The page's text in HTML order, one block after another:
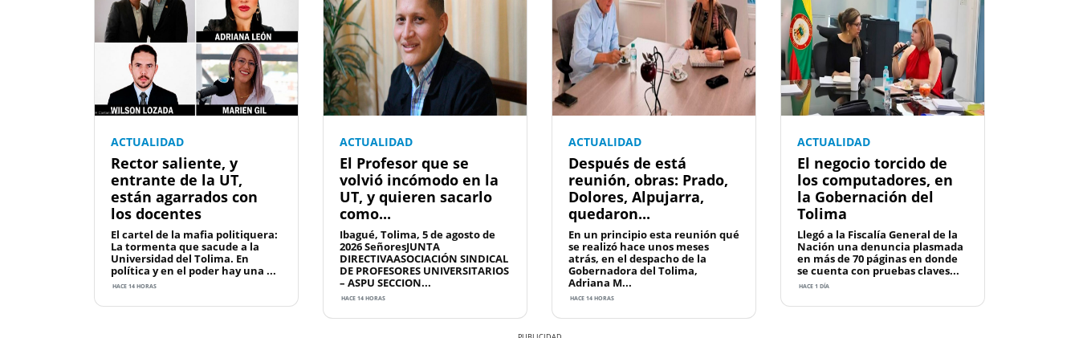
ACTUALIDAD
Rector saliente, y
entrante de la UT,
están agarrados con
los docentes
El cartel de la mafia politiquera:
La tormenta que sacude a la
Universidad del Tolima. En
política y en el poder hay una ...
HACE 14 HORAS
ACTUALIDAD
El Profesor que se
volvió incómodo en la
UT, y quieren sacarlo
como...
Ibagué, Tolima, 5 de agosto de
2026 SeñoresJUNTA
DIRECTIVAASOCIACIÓN SINDICAL
DE PROFESORES UNIVERSITARIOS
– ASPU SECCION...
HACE 14 HORAS
ACTUALIDAD
Después de está
reunión, obras: Prado,
Dolores, Alpujarra,
quedaron...
En un principio esta reunión qué
se realizó hace unos meses
atrás, en el despacho de la
Gobernadora del Tolima,
Adriana M...
HACE 14 HORAS
ACTUALIDAD
El negocio torcido de
los computadores, en
la Gobernación del
Tolima
Llegó a la Fiscalía General de la
Nación una denuncia plasmada
en más de 70 páginas en donde
se cuenta con pruebas claves...
HACE 1 DÍA